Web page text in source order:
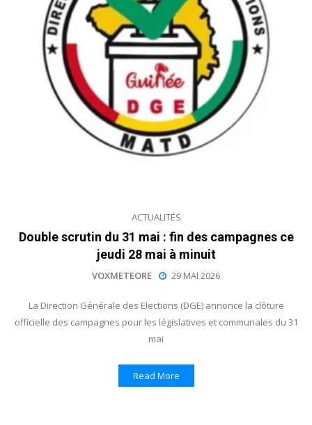
ACTUALITÉS
Double scrutin du 31 mai : fin des campagnes ce
jeudi 28 mai à minuit
VOXMETEORE 29 MAI 2026
La Direction Générale des Elections (DGE) annonce la clôture
officielle des campagnes pour les législatives et communales du 31
mai
Read More